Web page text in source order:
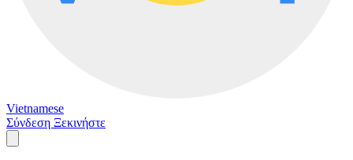
Vietnamese
Σύνδεση Ξεκινήστε